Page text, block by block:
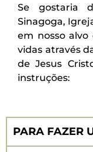
Se gostaria
Sinagoga,
em nosso
vidas através
de Jesus
instruções:
PARA FAZER